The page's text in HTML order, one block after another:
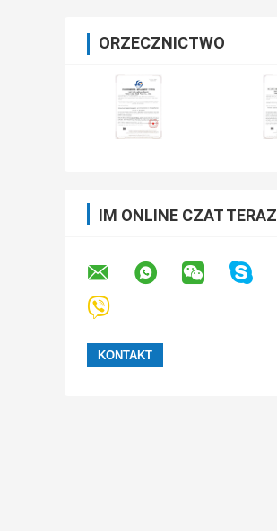
ORZECZNICTWO
IM ONLINE CZAT TERAZ